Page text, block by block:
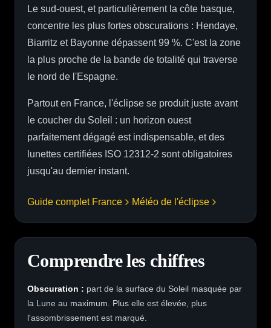
Le sud-ouest, et particulièrement la côte basque,
concentre les plus fortes obscurations : Hendaye,
Biarritz et Bayonne dépassent 99 %. C'est la zone
la plus proche de la bande de totalité qui traverse
le nord de l'Espagne.
Partout en France, l'éclipse se produit juste avant
le coucher du Soleil : un horizon ouest
parfaitement dégagé est indispensable, et des
lunettes certifiées ISO 12312-2 sont obligatoires
jusqu'au dernier instant.
Guide complet France Météo de l'éclipse
Comprendre les chiffres
Obscuration : part de la surface du Soleil masquée par
la Lune au maximum. Plus elle est élevée, plus
l'assombrissement est marqué.